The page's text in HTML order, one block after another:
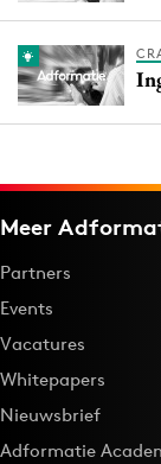
Meer
Partners
Events
Vacatures
Whitepapers
Nieuwsbrief
Adformatie